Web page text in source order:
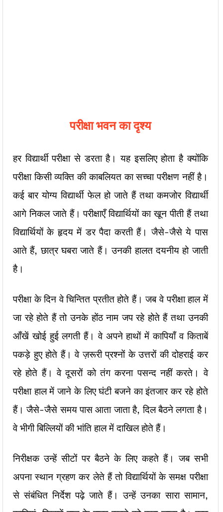
परीक्षा भवन का दृश्य
हर विद्यार्थी परीक्षा से डरता है। यह इसलिए होता है क्योंकि
परीक्षा किसी व्यक्ति की काबलियत का सच्चा परीक्षण नहीं है।
कई बार योग्य विद्यार्थी फेल हो जाते हैं तथा कमजोर विद्यार्थी
आगे निकल जाते हैं। परीक्षाएँ विद्यार्थियों का खून पीती हैं तथा
विद्यार्थियों के हृदय में डर पैदा करती हैं। जैसे-जैसे ये पास
आते हैं, छात्र घबरा जाते हैं। उनकी हालत दयनीय हो जाती
है।
परीक्षा के दिन वे चिन्तित प्रतीत होते हैं। जब वे परीक्षा हाल में
जा रहे होते हैं तो उनके होंठ नाम जप रहे होते हैं तथा उनकी
आँखें खोई हुई लगती हैं। वे अपने हाथों में कापियाँ व किताबें
पकड़े हुए होते हैं। वे ज़रूरी प्रश्नों के उत्तरों की दोहराई कर
रहे होते हैं। वे दूसरों को तंग करना पसन्द नहीं करते। वे
परीक्षा हाल में जाने के लिए घंटी बजने का इंतजार कर रहे होते
हैं। जैसे-जैसे समय पास आता जाता है, दिल बैठने लगता है।
वे भीगी बिल्लियों की भांति हाल में दाखिल होते हैं।
निरीक्षक उन्हें सीटों पर बैठने के लिए कहते हैं। जब सभी
अपना स्थान ग्रहण कर लेते हैं तो विद्यार्थियों के समक्ष परीक्षा
से संबंधित निर्देश पढ़े जाते हैं। उन्हें उनका सारा सामान,